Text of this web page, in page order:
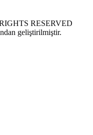
RESERVED
geliştirilmiştir.